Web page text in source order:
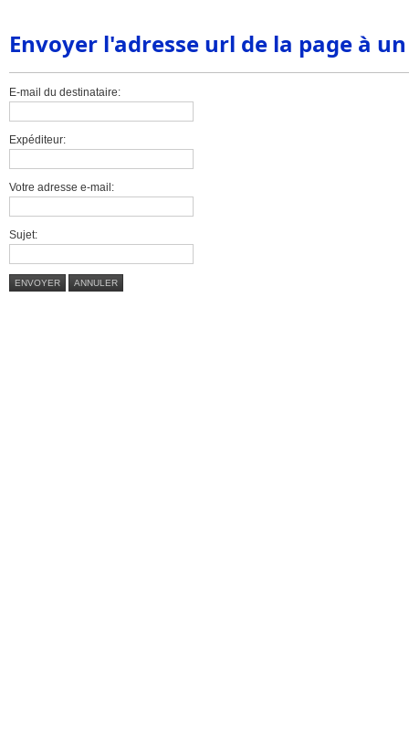
Envoyer l'adresse url de la page à
E-mail du destinataire:
Expéditeur:
Votre adresse e-mail:
Sujet:
ENVOYER ANNULER